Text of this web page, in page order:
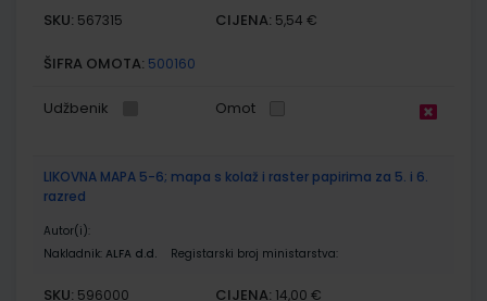
SKU: 567315 CIJENA: 5,54 €
ŠIFRA OMOTA: 500160
Udžbenik Omot
LIKOVNA MAPA 5-6; mapa s kolaž i raster papirima za 5. i 6.
razred
Autor(i):
Nakladnik: ALFA d.d. Registarski broj ministarstva:
SKU: 596000 CIJENA: 14,00 €